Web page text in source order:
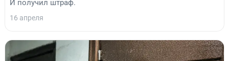
И получил штраф.
16 апреля